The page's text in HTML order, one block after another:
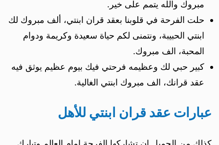
مبروك والله يتمم على خير.
حلت الفرحة في قلوبنا بعقد قران ابنتي، ألف مبروك لك
ابنتي الحبيبة، ونتمنى لكم حياة سعيدة وكريمة ودوام
المحبة، الف مبروك.
كبير حبي لك وعظيمه فرحتي فيك بيوم عظيم يوثق فيه
عقد قرانك، الف مبروك ابنتي الغالية.
عبارات عقد قران ابنتي للأهل